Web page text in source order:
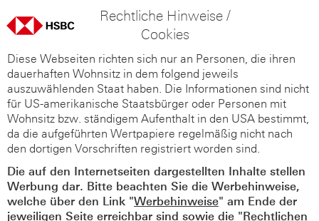
Rechtliche Hinweise /
Cookies
Diese Webseiten richten sich nur an Personen, die ihren
dauerhaften Wohnsitz in dem folgend jeweils
auszuwählenden Staat haben. Die Informationen sind nicht
für US-amerikanische Staatsbürger oder Personen mit
Wohnsitz bzw. ständigem Aufenthalt in den USA bestimmt,
da die aufgeführten Wertpapiere regelmäßig nicht nach
den dortigen Vorschriften registriert worden sind.
Die auf den Internetseiten dargestellten Inhalte stellen
Werbung dar. Bitte beachten Sie die Werbehinweise,
welche über den Link "Werbehinweise" am Ende der
jeweiligen Seite erreichbar sind sowie die "Rechtlichen